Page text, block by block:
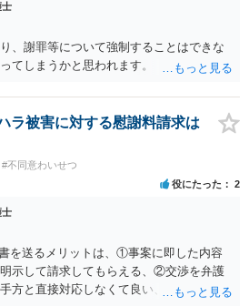
士
、謝罪等について強制することはできな
てしまうかと思われます。
ラ被害に対する慰謝料請求は
#不同意わいせつ
役にたった 2
士
を送るメリットは、①事案に即した内容
示して請求してもらえる、②交渉を弁護
方と直接対応しなくて良い、というとこ